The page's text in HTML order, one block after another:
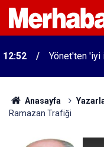
12:52 Yönet'ten
Anasayfa
Ramazan Trafiği